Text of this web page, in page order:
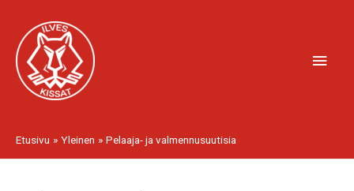
sisältöön
Etusivu Yleinen Pelaaja- ja valmennusuutisia